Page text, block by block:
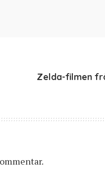
Zelda-filmen